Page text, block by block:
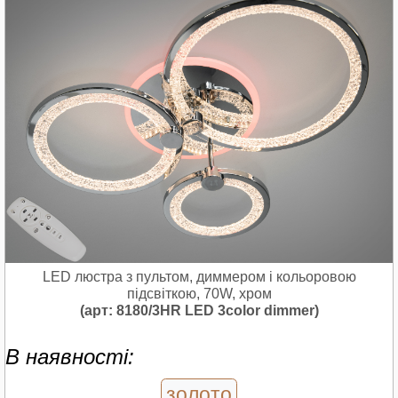
LED люстра з пультом, диммером і кольоровою
підсвіткою, 70W, хром
(арт: 8180/3HR LED 3color dimmer)
В наявності: